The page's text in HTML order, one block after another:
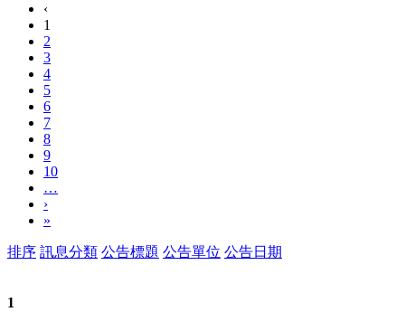
‹
1
2
3
4
5
6
7
8
9
10
…
›
»
排序 訊息分類 公告標題 公告單位 公告日期
1